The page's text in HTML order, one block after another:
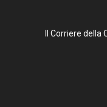
Il Corriere